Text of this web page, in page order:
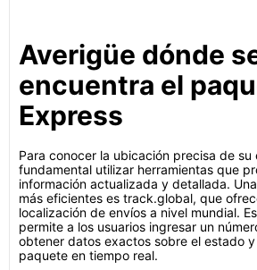
Averigüe dónde
encuentra el
Express
Para conocer la ubicación precisa de su
fundamental utilizar herramientas que
información actualizada y detallada.
más eficientes es track.global, que
localización de envíos a nivel mundial.
permite a los usuarios ingresar un
obtener datos exactos sobre el estado
paquete en tiempo real.